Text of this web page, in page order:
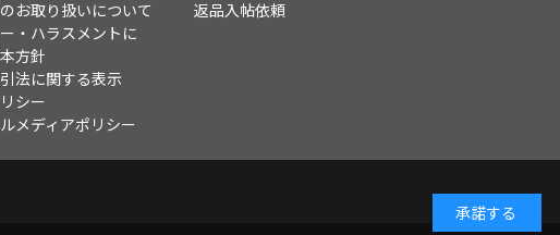
お取り扱いについて
・ハラスメントに
方針
法に関する表示
シー
メディアポリシー
返品入帖依頼
承諾する